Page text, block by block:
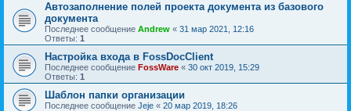
Автозаполнение полей проекта документа из базового
документа
Последнее сообщение Andrew « 31 мар 2021, 12:16
Ответы: 1
Настройка входа в FossDocClient
Последнее сообщение FossWare « 30 окт 2019, 15:29
Ответы: 1
Шаблон папки организации
Последнее сообщение Jeje « 20 мар 2019, 18:26